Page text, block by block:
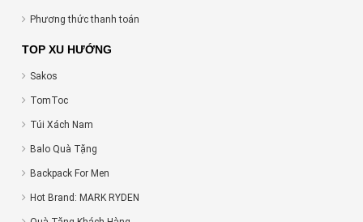
Phương thức thanh toán
TOP XU HƯỚNG
Sakos
TomToc
Túi Xách Nam
Balo Quà Tặng
Backpack For Men
Hot Brand: MARK RYDEN